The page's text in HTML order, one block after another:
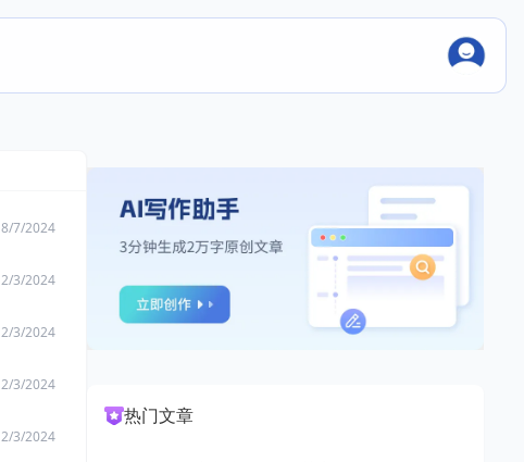
8/7/2024
2/3/2024
2/3/2024
2/3/2024
2/3/2024
热门文章